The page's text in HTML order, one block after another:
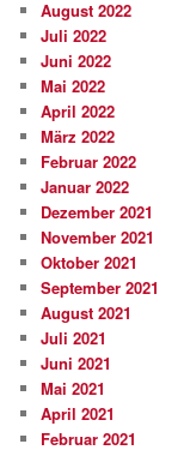
August 2022
Juli 2022
Juni 2022
Mai 2022
April 2022
März 2022
Februar 2022
Januar 2022
Dezember 2021
November 2021
Oktober 2021
September 2021
August 2021
Juli 2021
Juni 2021
Mai 2021
April 2021
Februar 2021